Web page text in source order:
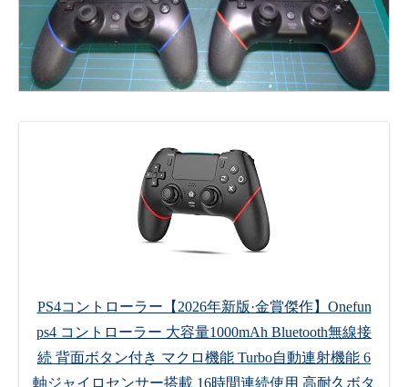
PS4コントローラー【2026年新版·金賞傑作】Onefun
ps4 コントローラー 大容量1000mAh Bluetooth無線接
続 背面ボタン付き マクロ機能 Turbo自動連射機能 6
軸ジャイロセンサー搭載 16時間連続使用 高耐久ボタ